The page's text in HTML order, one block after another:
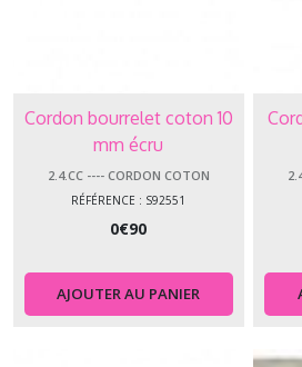
Cordon bourrelet coton 10
mm écru
2.4.CC ---- CORDON COTON
RÉFÉRENCE : S92551
0€90
AJOUTER AU PANIER